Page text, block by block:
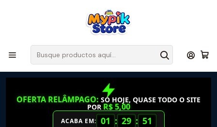
OFERTA RELÂMPAGO: SÓ HOJE, QUASE TODO O SITE
POR R$ 5,00
ACABA EM: 01 : 29 : 51